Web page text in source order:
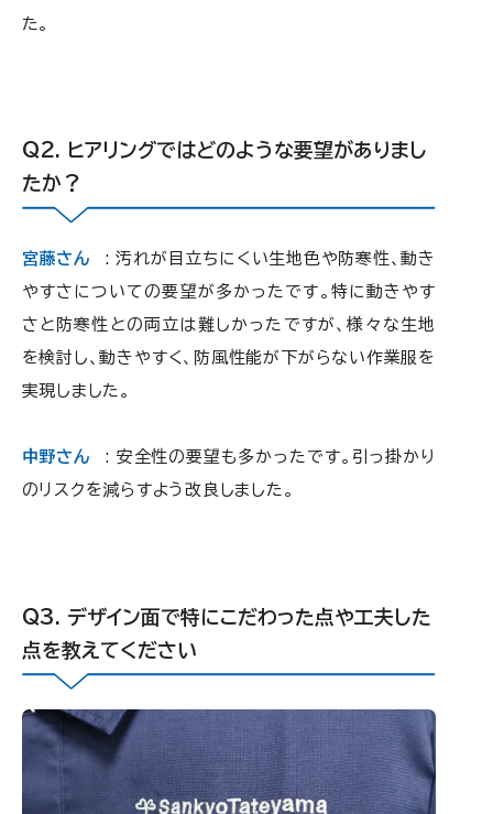
た。
ヒアリングではどのような要望がありまし
たか？
宮藤さん
: 汚れが目立ちにくい生地色や防寒性、動き
やすさについての要望が多かったです。特に動きやす
さと防寒性との両立は難しかったですが、様々な生地
を検討し、動きやすく、防風性能が下がらない作業服を
実現しました。
中野さん
: 安全性の要望も多かったです。引っ掛かり
のリスクを減らすよう改良しました。
デザイン面で特にこだわった点や工夫した
点を教えてください